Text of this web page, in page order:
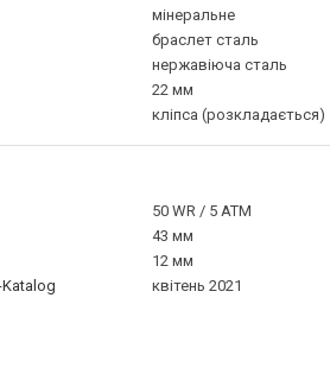
мінеральне
браслет сталь
нержавіюча сталь
22 мм
кліпса (розкладається)
50 WR / 5 ATM
43 мм
12 мм
квітень 2021